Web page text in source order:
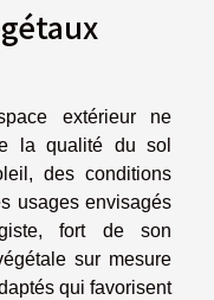
extérieur ne
la qualité du sol
des conditions
usages envisagés
fort de son
sur mesure
qui favorisent